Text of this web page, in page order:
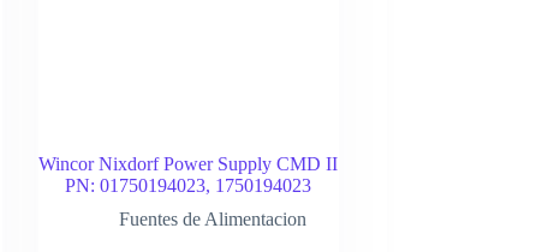
Wincor Nixdorf Power Supply CMD II
PN: 01750194023, 1750194023
Fuentes de Alimentacion